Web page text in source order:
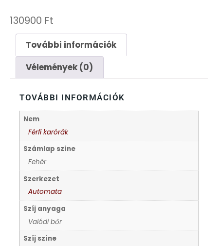
130900 Ft
További információk
Vélemények (0)
TOVÁBBI INFORMÁCIÓK
Nem
Férfi karórák
Számlap színe
Fehér
Szerkezet
Automata
Szíj anyaga
Valódi bőr
Szíj színe
FESTINA
FIGURÁS ÉBRESZTŐÓRÁK
FRANCIS DELON
FREELOOK
GUESS KARÓRÁK
HÁLÓZATI ÓRÁK
HOLLÓHÁZI PORCELÁN
ICE WATCH
KANDALLÓÓRÁK